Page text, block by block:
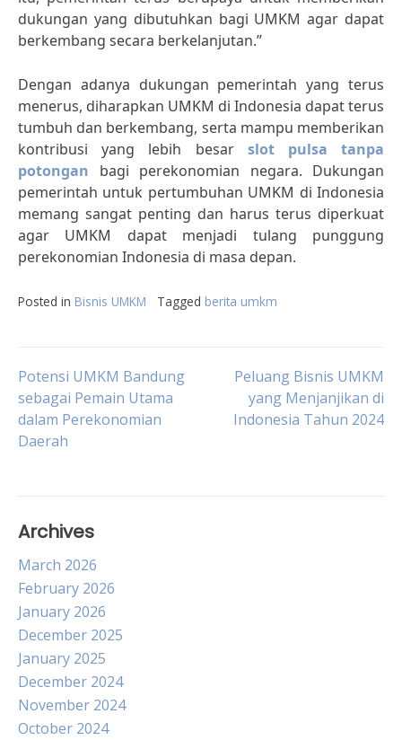
dukungan yang dibutuhkan bagi UMKM agar dapat
berkembang secara berkelanjutan.”
Dengan adanya dukungan pemerintah yang terus
menerus, diharapkan UMKM di Indonesia dapat terus
tumbuh dan berkembang, serta mampu memberikan
kontribusi yang lebih besar slot pulsa tanpa
potongan bagi perekonomian negara. Dukungan
pemerintah untuk pertumbuhan UMKM di Indonesia
memang sangat penting dan harus terus diperkuat
agar UMKM dapat menjadi tulang punggung
perekonomian Indonesia di masa depan.
Posted in Bisnis UMKM Tagged berita umkm
Post
navigation
Potensi UMKM Bandung
sebagai Pemain Utama
dalam Perekonomian
Daerah
Peluang Bisnis UMKM
yang Menjanjikan di
Indonesia Tahun 2024
Archives
March 2026
February 2026
January 2026
December 2025
January 2025
December 2024
November 2024
October 2024